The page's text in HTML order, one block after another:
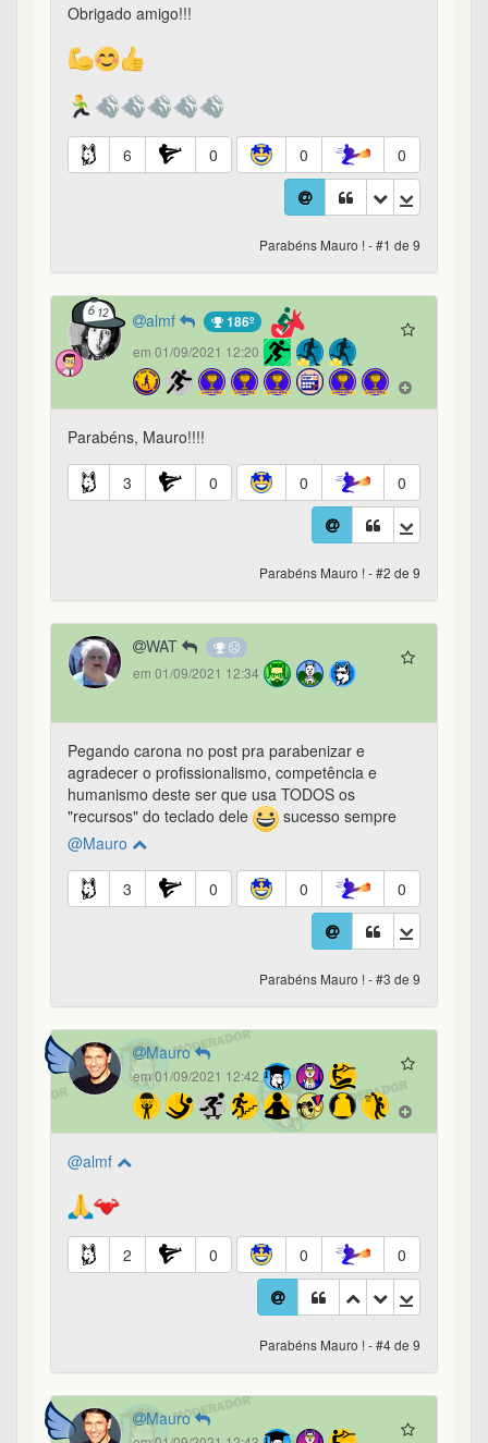
Obrigado amigo!!!
6 0 0 0
Parabéns Mauro ! - #1 de 9
almf 186º
em 01/09/2021 12:20
Parabéns, Mauro!!!!
3 0 0 0
Parabéns Mauro ! - #2 de 9
WAT
em 01/09/2021 12:34
Pegando carona no post pra parabenizar e
agradecer o profissionalismo, competência e
humanismo deste ser que usa TODOS os
"recursos" do teclado dele
sucesso sempre
@Mauro
3 0 0 0
Parabéns Mauro ! - #3 de 9
Mauro
em 01/09/2021 12:42
@almf
2 0 0 0
Parabéns Mauro ! - #4 de 9
Mauro